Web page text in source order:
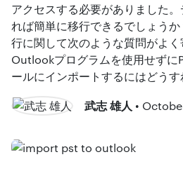
アクセスする必要がありました
れば簡単に移行できるでしょう
行に関して次のような質問がよ
Outlookプログラムを使用せずに
ールにインポートするにはどう
武志 雄人 •